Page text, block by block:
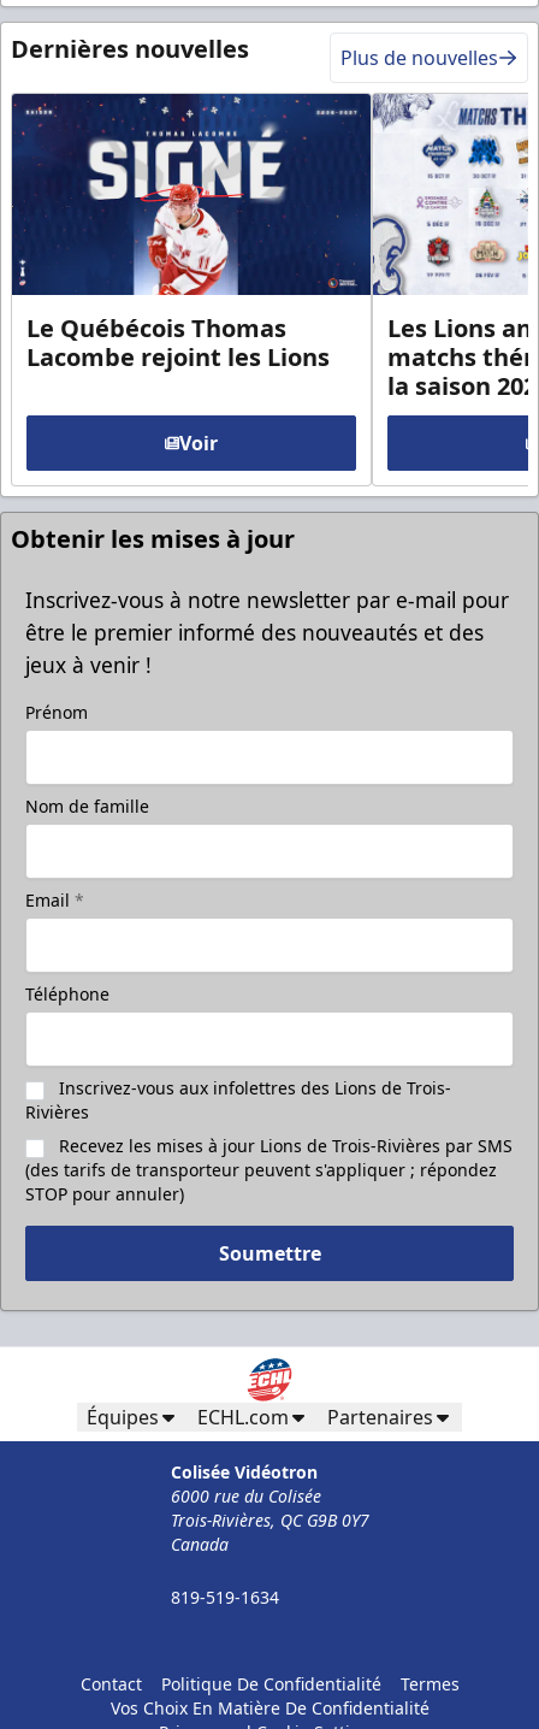
Dernières nouvelles Plus de nouvelles
Le Québécois Thomas
Lacombe rejoint les Lions
Voir
Les Lions
matchs
la saison
Obtenir les mises à jour
Inscrivez-vous à notre newsletter par e-mail pour
être le premier informé des nouveautés et des
jeux à venir !
Prénom
Nom de famille
Email *
Téléphone
Inscrivez-vous aux infolettres des Lions de Trois-
Rivières
Recevez les mises à jour Lions de Trois-Rivières par SMS
(des tarifs de transporteur peuvent s'appliquer ; répondez
STOP pour annuler)
Soumettre
Équipes ECHL.com Partenaires
Colisée Vidéotron
6000 rue du Colisée
Trois-Rivières, QC G9B 0Y7
Canada
819-519-1634
Contact Politique De Confidentialité
Termes
Vos Choix En Matière De Confidentialité